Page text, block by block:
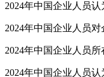
2024年中国企业人员
2024年中国企业人员
2024年中国企业人员
2024年中国企业人员